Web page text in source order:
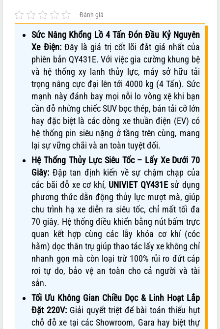
Đánh giá
Sức Nâng Khổng Lồ 4 Tấn Đón Đầu Kỷ Nguyên
Xe Điện:Đây là giá trị cốt lõi đắt giá nhất của
phiên bản QY431E. Với việc gia cường khung bệ
và hệ thống xy lanh thủy lực, máy sở hữu tải
trọng nâng cực đại lên tới 4000 kg (4 Tấn). Sức
mạnh này đánh bay mọi nỗi lo võng xệ khi bạn
cần đỗ những chiếc SUV bọc thép, bán tải cỡ lớn
hay đặc biệt là các dòng xe thuần điện (EV) có
hệ thống pin siêu nặng ở tầng trên cùng, mang
lại sự vững chãi và an toàn tuyệt đối.
Hệ Thống Thủy Lực Siêu Tốc – Lấy Xe Dưới 70
Giây: Đập tan định kiến về sự chậm chạp của
các bãi đỗ xe cơ khí, UNIVIET QY431Esử dụng
phương thức dẫn động thủy lực mượt mà, giúp
chu trình hạ xe diễn ra siêu tốc, chỉ mất tối đa
70 giây. Hệ thống điều khiển bằng nút bấm trực
quan kết hợp cùng các lẫy khóa cơ khí (cóc
hãm) dọc thân trụ giúp thao tác lấy xe không chỉ
nhanh gọn mà còn loại trừ 100% rủi ro đứt cáp
rơi tự do, bảo vệ an toàn cho cả người và tài
sản.
Tối Ưu Không Gian Chiều Dọc & Linh Hoạt Lắp
Đặt 220V: Giải quyết triệt để bài toán thiếu hụt
chỗ đỗ xe tại các Showroom, Gara hay biệt thự